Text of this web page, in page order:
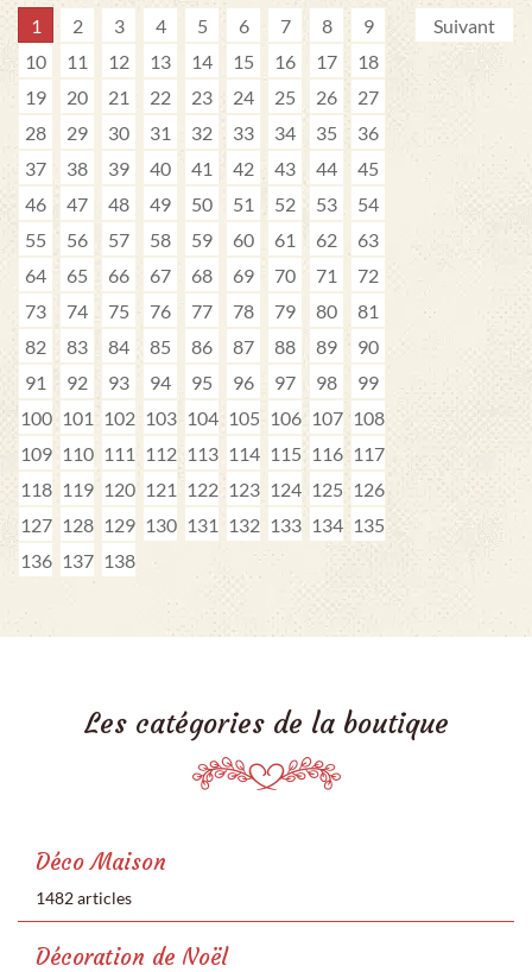
1 2 3 4 5 6 7 8
9
10
11 12 13 14 15 16 17
18
19
20 21 22 23 24 25 26
27
28
29 30 31 32 33 34 35
36
37
38 39 40 41 42 43 44
45
46
47 48 49 50 51 52 53
54
55
56 57 58 59 60 61 62
63
64
65 66 67 68 69 70 71
72
73
74 75 76 77 78 79 80
81
82
83 84 85 86 87 88 89
90
91
92 93 94 95 96 97 98
99
100 101 102 103 104 105 106 107 108
109 110 111 112 113 114 115 116 117
118 119 120 121 122 123 124 125 126
127 128 129 130 131 132 133 134 135
136 137 138
Suivant
Les catégories de la boutique
Déco Maison
1482 articles
Décoration de Noël